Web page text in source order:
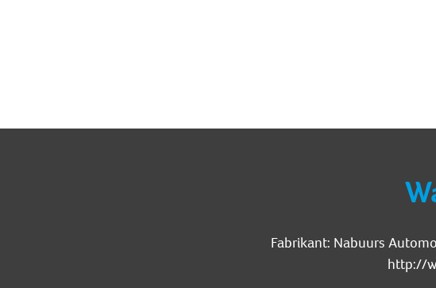
Fabrikant: Nabuurs
http://